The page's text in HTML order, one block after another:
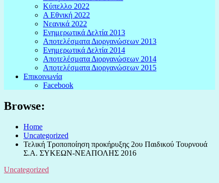
Κύπελλο 2022
Α Εθνική 2022
Νεανικά 2022
Ενημερωτικά Δελτία 2013
Αποτελέσματα Διοργανώσεων 2013
Ενημερωτικά Δελτία 2014
Αποτελέσματα Διοργανώσεων 2014
Αποτελέσματα Διοργανώσεων 2015
Επικοινωνία
Facebook
Browse:
Home
Uncategorized
Τελική Τροποποίηση προκήρυξης 2ου Παιδικού Τουρνουά
Σ.Α. ΣΥΚΕΩΝ-ΝΕΑΠΟΛΗΣ 2016
Uncategorized